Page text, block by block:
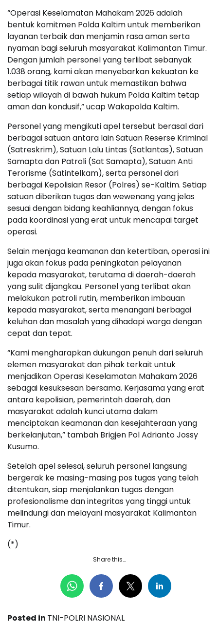
“Operasi Keselamatan Mahakam 2026 adalah
bentuk komitmen Polda Kaltim untuk memberikan
layanan terbaik dan menjamin rasa aman serta
nyaman bagi seluruh masyarakat Kalimantan Timur.
Dengan jumlah personel yang terlibat sebanyak
1.038 orang, kami akan menyebarkan kekuatan ke
berbagai titik rawan untuk memastikan bahwa
setiap wilayah di bawah hukum Polda Kaltim tetap
aman dan kondusif,” ucap Wakapolda Kaltim.
Personel yang mengikuti apel tersebut berasal dari
berbagai satuan antara lain Satuan Reserse Kriminal
(Satreskrim), Satuan Lalu Lintas (Satlantas), Satuan
Samapta dan Patroli (Sat Samapta), Satuan Anti
Terorisme (Satintelkam), serta personel dari
berbagai Kepolisian Resor (Polres) se-Kaltim. Setiap
satuan diberikan tugas dan wewenang yang jelas
sesuai dengan bidang keahliannya, dengan fokus
pada koordinasi yang erat untuk mencapai target
operasi.
Selain menjaga keamanan dan ketertiban, operasi ini
juga akan fokus pada peningkatan pelayanan
kepada masyarakat, terutama di daerah-daerah
yang sulit dijangkau. Personel yang terlibat akan
melakukan patroli rutin, memberikan imbauan
kepada masyarakat, serta menangani berbagai
keluhan dan masalah yang dihadapi warga dengan
cepat dan tepat.
“Kami mengharapkan dukungan penuh dari seluruh
elemen masyarakat dan pihak terkait untuk
menjadikan Operasi Keselamatan Mahakam 2026
sebagai kesuksesan bersama. Kerjasama yang erat
antara kepolisian, pemerintah daerah, dan
masyarakat adalah kunci utama dalam
menciptakan keamanan dan kesejahteraan yang
berkelanjutan,” tambah Brigjen Pol Adrianto Jossy
Kusumo.
Setelah apel selesai, seluruh personel langsung
bergerak ke masing-masing pos tugas yang telah
ditentukan, siap menjalankan tugas dengan
profesionalisme dan integritas yang tinggi untuk
melindungi dan melayani masyarakat Kalimantan
Timur.
(*)
Share this…
Posted in TNI-POLRI NASIONAL